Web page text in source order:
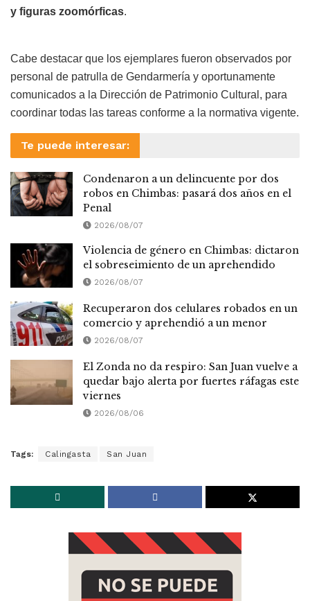
y figuras zoomórficas.
Cabe destacar que los ejemplares fueron observados por
personal de patrulla de Gendarmería y oportunamente
comunicados a la Dirección de Patrimonio Cultural, para
coordinar todas las tareas conforme a la normativa vigente.
Te puede interesar:
Condenaron a un delincuente por dos
robos en Chimbas: pasará dos años en el
Penal
2026/08/07
Violencia de género en Chimbas: dictaron
el sobreseimiento de un aprehendido
2026/08/07
Recuperaron dos celulares robados en un
comercio y aprehendió a un menor
2026/08/07
El Zonda no da respiro: San Juan vuelve a
quedar bajo alerta por fuertes ráfagas este
viernes
2026/08/06
Tags: Calingasta San Juan